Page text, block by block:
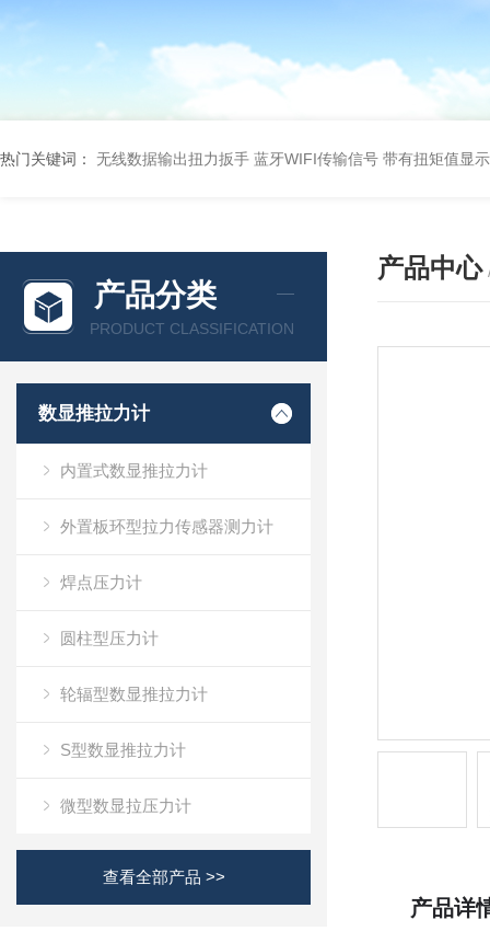
热门关键词： 无线数据输出扭力扳手 蓝牙WIFI传输信号 带有扭矩值显
产品分类
PRODUCT CLASSIFICATION
数显推拉力计
内置式数显推拉力计
外置板环型拉力传感器测力计
焊点压力计
圆柱型压力计
轮辐型数显推拉力计
S型数显推拉力计
微型数显拉压力计
查看全部产品 >>
产品中心
产品详